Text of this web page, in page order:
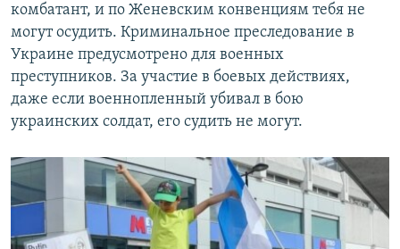
комбатант, и по Женевским конвенциям тебя не
могут осудить. Криминальное преследование в
Украине предусмотрено для военных
преступников. За участие в боевых действиях,
даже если военнопленный убивал в бою
украинских солдат, его судить не могут.